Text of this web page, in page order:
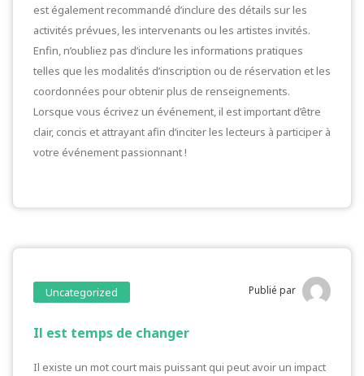
est également recommandé d’inclure des détails sur les
activités prévues, les intervenants ou les artistes invités.
Enfin, n’oubliez pas d’inclure les informations pratiques
telles que les modalités d’inscription ou de réservation et les
coordonnées pour obtenir plus de renseignements.
Lorsque vous écrivez un événement, il est important d’être
clair, concis et attrayant afin d’inciter les lecteurs à participer à
votre événement passionnant !
Uncategorized Publié par
Il est temps de changer
Il existe un mot court mais puissant qui peut avoir un impact